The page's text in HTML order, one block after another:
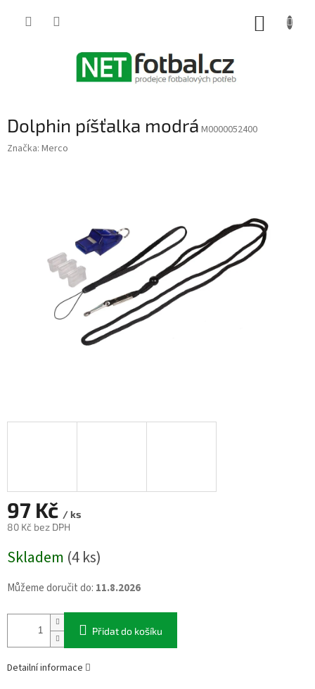
Dolphin píšťalka modrá M0000052400
Značka: Merco
97 Kč / ks
80 Kč bez DPH
cena:
Skladem (4 ks)
Můžeme doručit do: 11.8.2026
Přidat do košíku
Detailní informace